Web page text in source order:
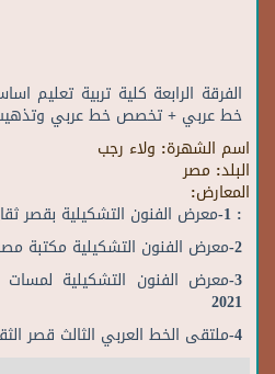
الفرقة الرابعة كلية تربية
خط عربي + تخصص خط عربي
اسم الشهرة: ولاء رجب
البلد: مصر
المعارض:
: 1-معرض الفنون التشكيلية بقصر ثقافة دمياط الجديدة 2020
2-معرض الفنون التشكيلية مكتبة مصر العامة بدمياط 2020
3-معرض الفنون التشكيلية لمسات
2021
4-ملتقى الخط العربي الثالث قصر الثقافة طنطا 2022